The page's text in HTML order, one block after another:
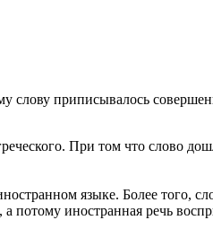
слову приписывалось
При том что слово
языке. Более того,
потому иностранная речь